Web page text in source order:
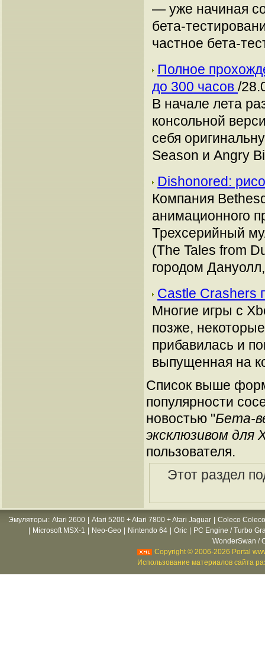
— уже начиная
бета-
частное бета-
Полное
до 300 часов /
В начале лета
консольной
себя
Season и Angry
Dishonored:
Компания
анимационного
Трехсерийный
(The Tales from
городом
Castle Crashers
Многие игры с
позже,
прибавилась и
выпущенная на
Список выше
популярности
новостью "Бета-
эксклюзивом для
пользователя.
Этот раздел
Эмуляторы : Atari 2600 Atari 5200 + Atari 7800 + Atari Jaguar
Coleco
Microsoft MSX-1 Neo-Geo Nintendo 64 Oric
PC Engine / Turbo
WonderSwan /
Copyright © 2006-2026 Portal
Использование материалов сайта